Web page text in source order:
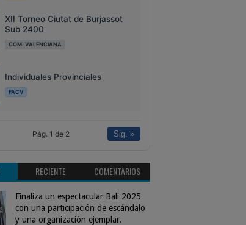
XII Torneo Ciutat de Burjassot
Sub 2400
COM. VALENCIANA
Individuales Provinciales
FACV
Pág. 1 de 2 Sig. »
RECIENTE COMENTARIOS
Finaliza un espectacular Bali 2025
con una participación de escándalo
y una organización ejemplar.